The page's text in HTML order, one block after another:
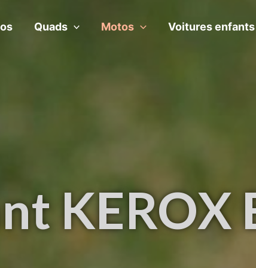
Quads Motos Voitures
KEROX